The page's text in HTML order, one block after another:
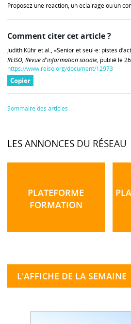
Proposez une réaction, un éclairage ou un
Comment citer cet article ?
Judith Kühr et al., «Senior et seul·e: pistes
REISO, Revue d'information sociale, publié le
https://www.reiso.org/document/12973
Copier
Sommaire des articles
LES ANNONCES DU RÉSEAU
PLATEFORME
FORMATION
L'AFFICHE DE LA SEMAINE